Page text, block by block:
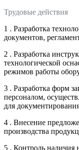
Трудовые действия
1 . Разработка
документов,
2 . Разработка
технологической
режимов работы
3 . Разработка форм
персоналом,
для
4 . Внесение
производства
5 . Контроль наличия